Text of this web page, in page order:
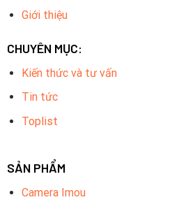
Giới thiệu
CHUYÊN MỤC:
Kiến thức và tư vấn
Tin tức
Toplist
SẢN PHẨM
Camera Imou